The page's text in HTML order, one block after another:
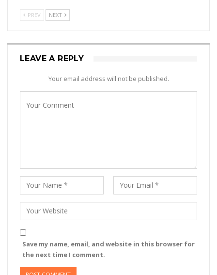
PREV NEXT
LEAVE A REPLY
Your email address will not be published.
Save my name, email, and website in this browser for
the next time I comment.